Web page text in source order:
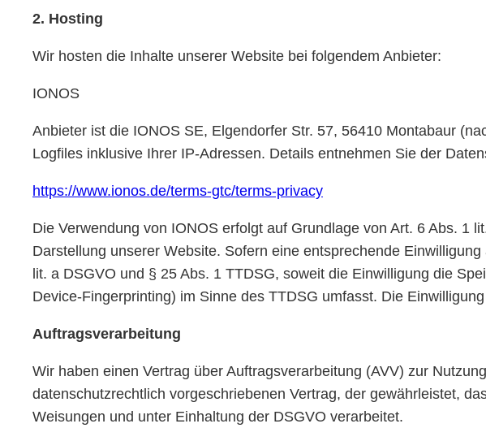
2. Hosting
Wir hosten die Inhalte unserer Website bei folgendem Anbieter:
IONOS
Anbieter ist die IONOS SE, Elgendorfer Str. 57, 56410 Montabaur
Logfiles inklusive Ihrer IP-Adressen. Details entnehmen Sie der
https://www.ionos.de/terms-gtc/terms-privacy
Die Verwendung von IONOS erfolgt auf Grundlage von Art. 6 Abs. 1
Darstellung unserer Website. Sofern eine entsprechende
lit. a DSGVO und § 25 Abs. 1 TTDSG, soweit die Einwilligung die
Device-Fingerprinting) im Sinne des TTDSG umfasst. Die
Auftragsverarbeitung
Wir haben einen Vertrag über Auftragsverarbeitung (AVV) zur
datenschutzrechtlich vorgeschriebenen Vertrag, der gewährleistet,
Weisungen und unter Einhaltung der DSGVO verarbeitet.